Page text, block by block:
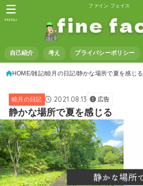
ファイン フェイス
自己紹介 考え プライバシーポリシー
MENU
HOME 雑記 睦月の日記 静かな場所で夏を感じる
睦月の日記 2021.08.13 広告
静かな場所で夏を感じる